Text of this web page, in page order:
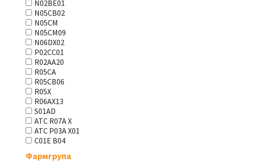
N02BE01
N05CB02
N05CM
N05CM09
N06DX02
P02CC01
R02AA20
R05CA
R05CB06
R05X
R06AX13
S01AD
АТС R07A X
АТС Р03А Х01
С01Е В04
Фармгрупа